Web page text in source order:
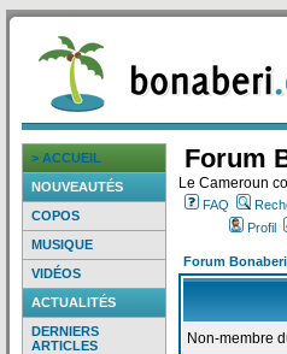
> ACCUEIL
NOUVEAUTÉS
COPOS
MUSIQUE
VIDÉOS
ACTUALITÉS
DERNIERS
ARTICLES
Forum
Le Cameroun
FAQ
Profil
Forum
Non-membre